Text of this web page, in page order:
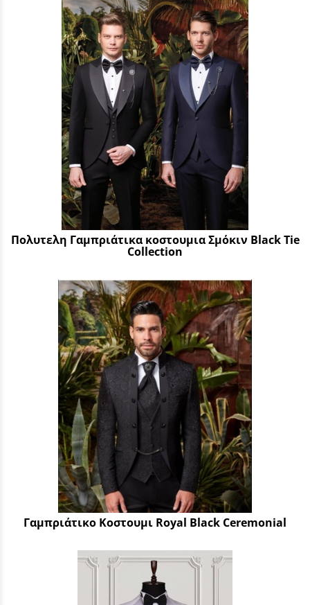
Πολυτελη Γαμπριάτικα κοστουμια Σμόκιν Black Tie
Collection
Γαμπριάτικο Κοστουμι Royal Black Ceremonial